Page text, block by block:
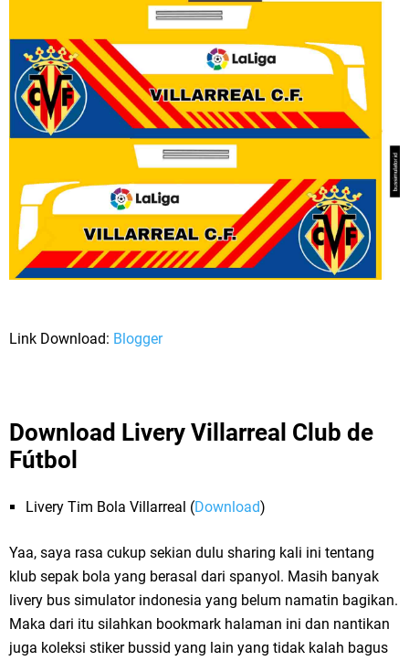
Link Download: Blogger
Download Livery Villarreal Club de
Fútbol
Livery Tim Bola Villarreal (Download)
Yaa, saya rasa cukup sekian dulu sharing kali ini tentang
klub sepak bola yang berasal dari spanyol. Masih banyak
livery bus simulator indonesia yang belum namatin bagikan.
Maka dari itu silahkan bookmark halaman ini dan nantikan
juga koleksi stiker bussid yang lain yang tidak kalah bagus